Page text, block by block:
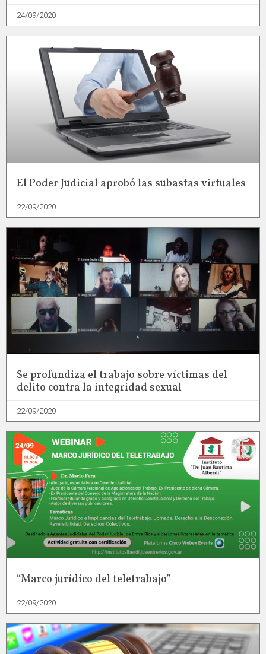
24/09/2020
El Poder Judicial aprobó las subastas virtuales
22/09/2020
Se profundiza el trabajo sobre víctimas del
delito contra la integridad sexual
22/09/2020
“Marco jurídico del teletrabajo”
22/09/2020